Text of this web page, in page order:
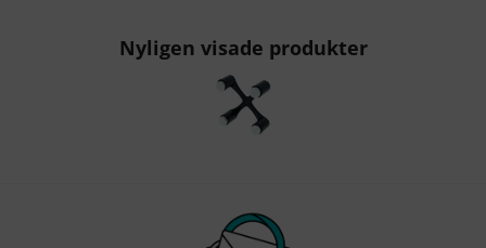
Nyligen visade produkter